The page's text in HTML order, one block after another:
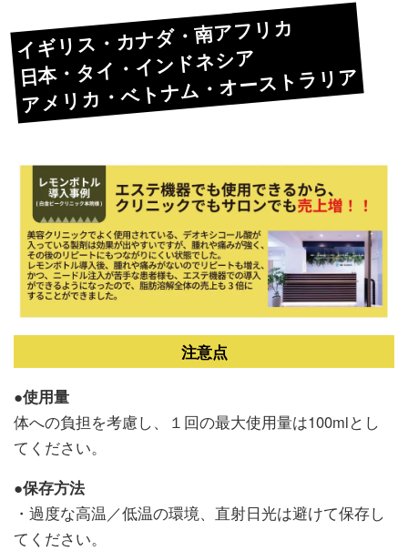
イギリス・カナダ・南アフリカ
日本・タイ・インドネシア
アメリカ・ベトナム・オーストラリア
注意点
●使用量
体への負担を考慮し、１回の最大使用量は100mlとし
てください。
●保存方法
・過度な高温／低温の環境、直射日光は避けて保存し
てください。